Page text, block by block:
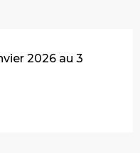
2026 au 3